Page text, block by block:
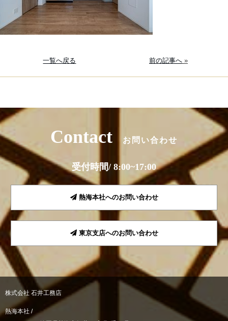
一覧へ戻る 前の記事へ»
Contact お問い合わせ
受付時間/ 8:00~17:00
熱海本社へのお問い合わせ
東京支店へのお問い合わせ
株式会社 石井工務店
熱海本社 /